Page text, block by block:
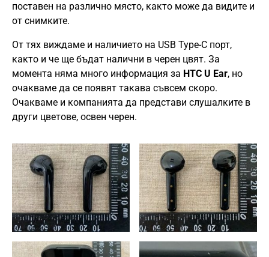
поставен на различно място, както може да видите и
от снимките.
От тях виждаме и наличието на USB Type-C порт,
както и че ще бъдат налични в черен цвят. За
момента няма много информация за HTC U Ear, но
очакваме да се появят такава съвсем скоро.
Очакваме и компанията да представи слушалките в
други цветове, освен черен.